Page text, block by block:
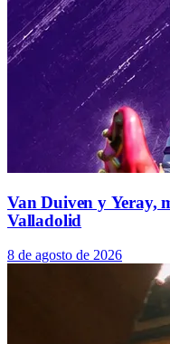
Van Duiven y Yeray,
Valladolid
8 de agosto de 2026